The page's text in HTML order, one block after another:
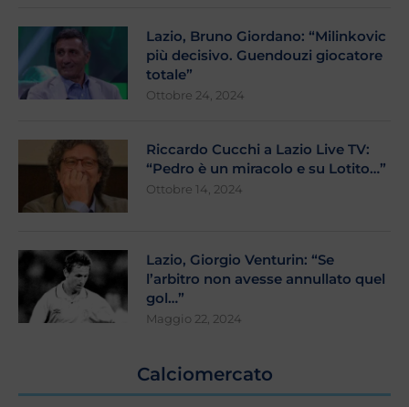
Lazio, Bruno Giordano: “Milinkovic
più decisivo. Guendouzi giocatore
totale”
Ottobre 24, 2024
Riccardo Cucchi a Lazio Live TV:
“Pedro è un miracolo e su Lotito…”
Ottobre 14, 2024
Lazio, Giorgio Venturin: “Se
l’arbitro non avesse annullato quel
gol…”
Maggio 22, 2024
Calciomercato